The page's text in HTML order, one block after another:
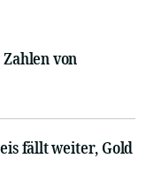
von
fällt weiter, Gold